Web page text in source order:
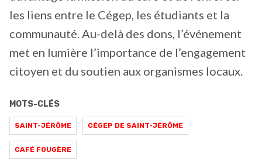
les liens entre le Cégep, les étudiants et la
communauté. Au-delà des dons, l’événement
met en lumière l’importance de l’engagement
citoyen et du soutien aux organismes locaux.
MOTS-CLÉS
SAINT-JÉRÔME CÉGEP DE SAINT-JÉRÔME
CAFÉ FOUGÈRE